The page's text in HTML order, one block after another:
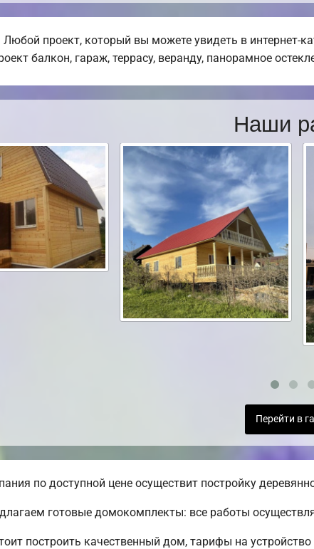
проект, который вы можете увидеть в интернет-
балкон, гараж, террасу, веранду, панорамное
Наши
Перейти в
по доступной цене осуществит постройку
готовые домокомплекты: все работы
построить качественный дом, тарифы на